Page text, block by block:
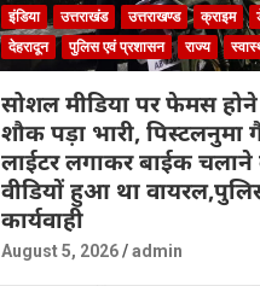
इंडिया उत्तराखंड उत्तराखण्ड क्राइम
देहरादून
पुलिस एवं प्रशासन राज्य
सोशल मीडिया पर फेमस
शौक पड़ा भारी, पिस्टलनुमा
लाईटर लगाकर बाईक चलाने
वीडियों हुआ था
कार्यवाही
August 5, 2026 admin